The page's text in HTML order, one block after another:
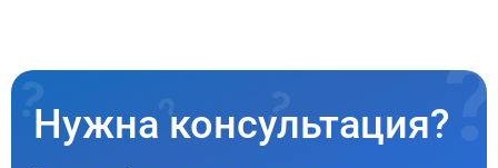
Нужна консультация?